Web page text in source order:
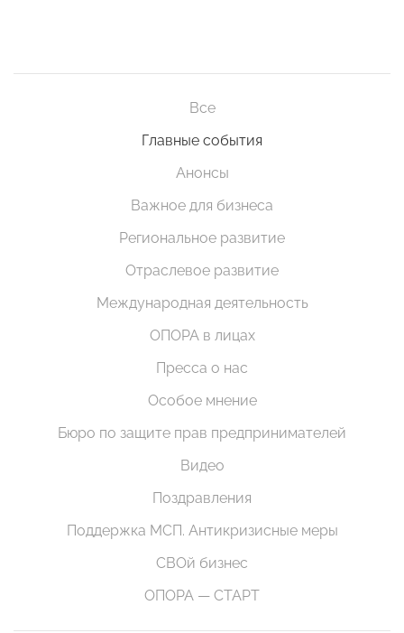
Все
Главные события
Анонсы
Важное для бизнеса
Региональное развитие
Отраслевое развитие
Международная деятельность
ОПОРА в лицах
Пресса о нас
Особое мнение
Бюро по защите прав предпринимателей
Видео
Поздравления
Поддержка МСП. Антикризисные меры
СВОй бизнес
ОПОРА — СТАРТ